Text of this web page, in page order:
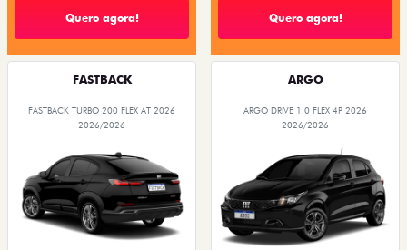
Quero agora! Quero agora!
FASTBACK
FASTBACK TURBO 200 FLEX AT 2026
2026/2026
ARGO
ARGO DRIVE 1.0 FLEX 4P 2026
2026/2026